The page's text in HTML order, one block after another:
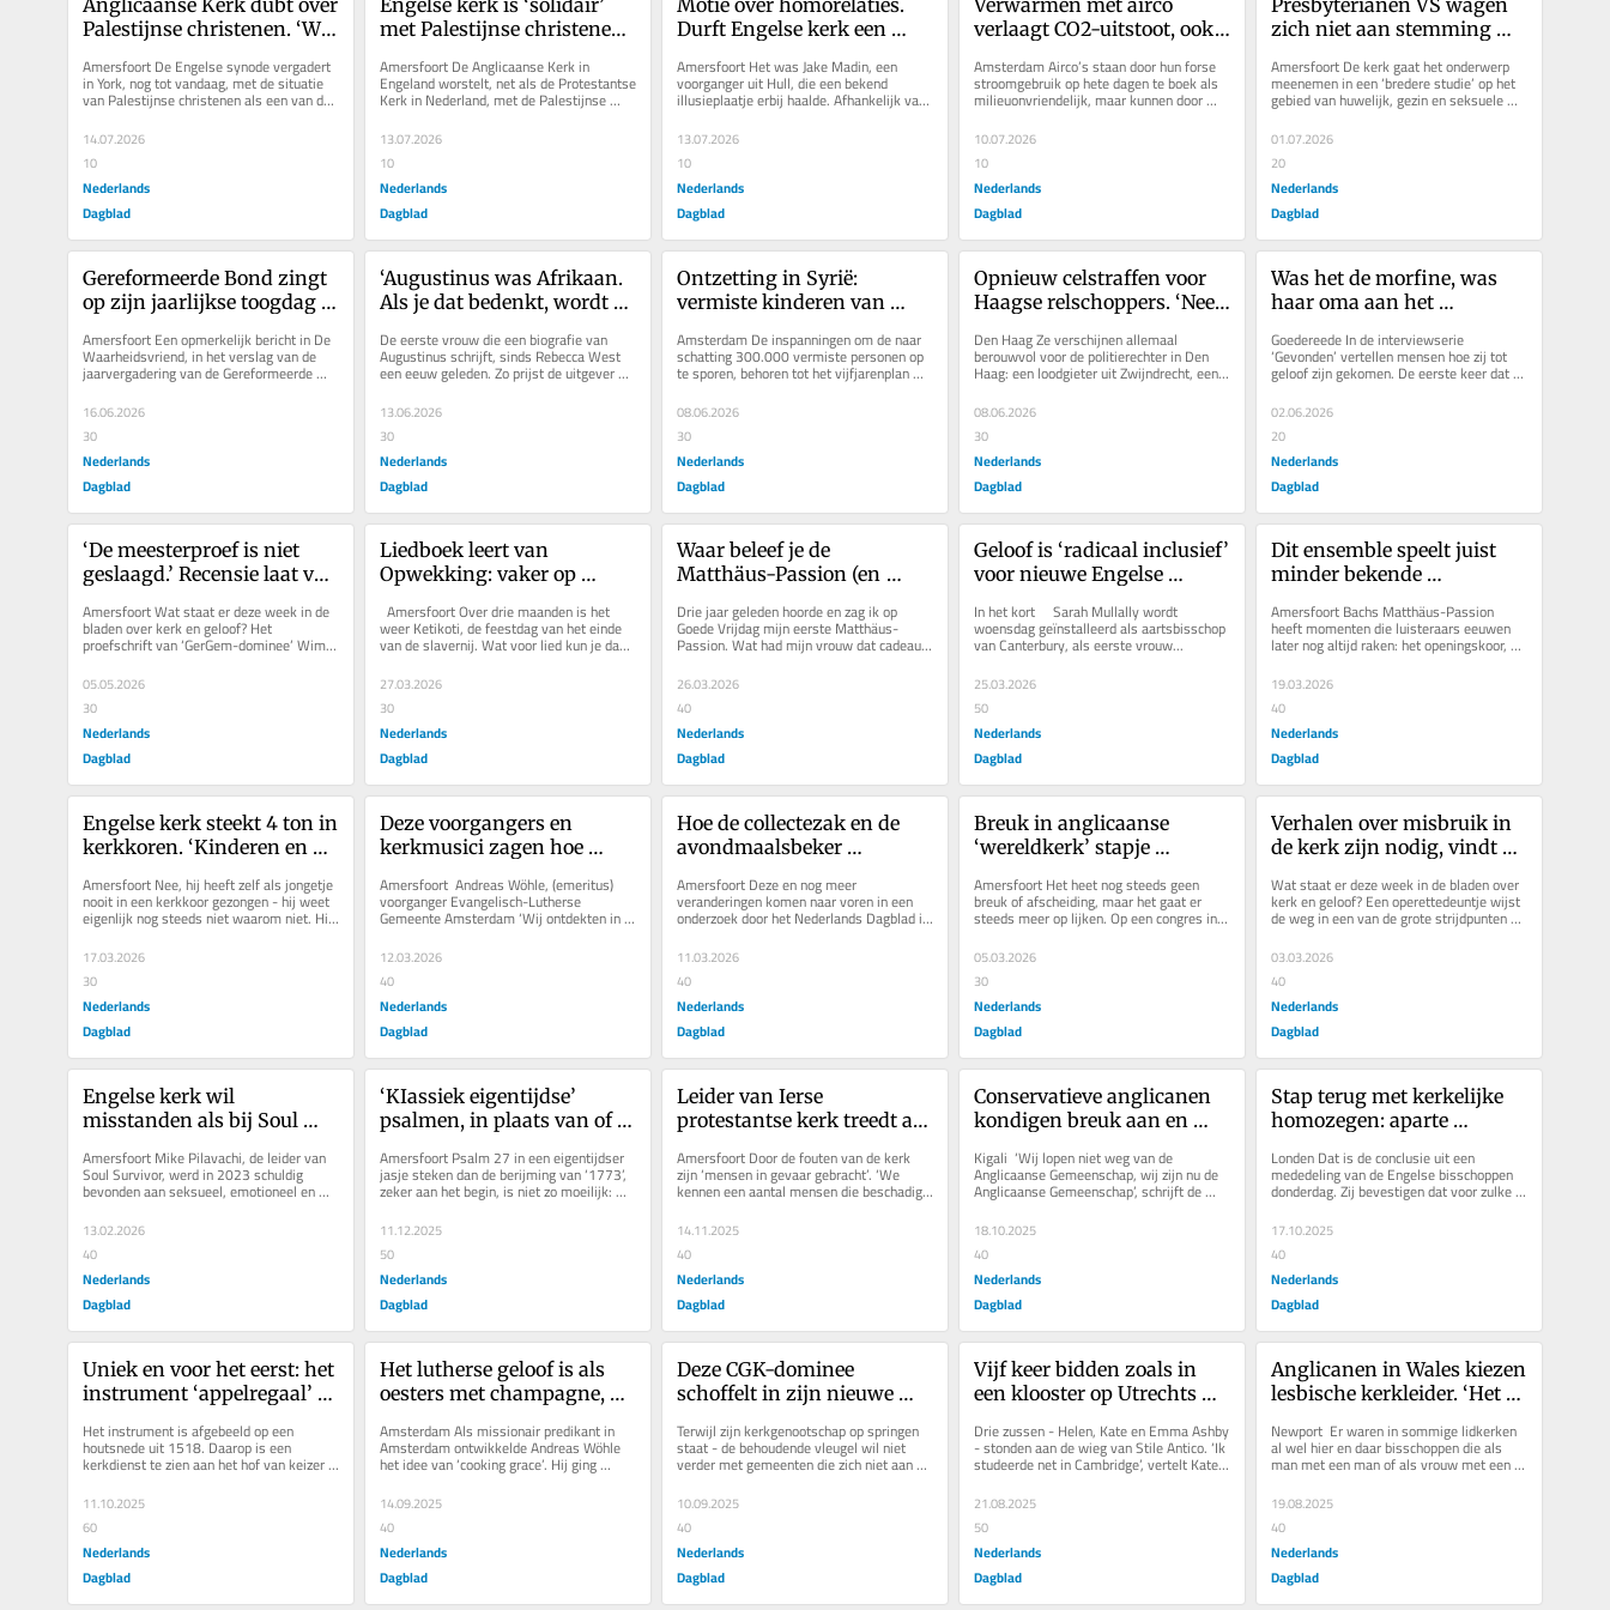
Palestijnse christenen. ‘We
geven ze hoop’
Amersfoort De Engelse synode vergadert
in York, nog tot vandaag, met de situatie
van Palestijnse christenen als een van de
thema’s. Dat was niet...
14.07.2026
10
Nederlands
Dagblad
met Palestijnse christenen.
horen, wie wel?’
Amersfoort De Anglicaanse Kerk in
Engeland worstelt, net als de Protestantse
Kerk in Nederland, met de Palestijnse
kwestie. Moet de kerk vooral...
13.07.2026
10
Nederlands
Dagblad
Durft Engelse kerk een
verstoren?
Amersfoort Het was Jake Madin, een
voorganger uit Hull, die een bekend
illusieplaatje erbij haalde. Afhankelijk van
hoe je kijkt, zie je een konijntje...
13.07.2026
10
Nederlands
Dagblad
verlaagt CO2-uitstoot, ook
Amsterdam Airco’s staan door hun forse
stroomgebruik op hete dagen te boek als
milieuonvriendelijk, maar kunnen door
gebruik in de winter toch CO2...
10.07.2026
10
Nederlands
Dagblad
zich niet aan stemming
gepland voor ‘brede studie’
Amersfoort De kerk gaat het onderwerp
meenemen in een ‘bredere studie’ op het
gebied van huwelijk, gezin en seksuele
ethiek. Er is dan meer tijd...
01.07.2026
20
Nederlands
Dagblad
Gereformeerde Bond zingt
op zijn jaarlijkse toogdag
Amersfoort Een opmerkelijk bericht in De
Waarheidsvriend, in het verslag van de
jaarvergadering van de Gereformeerde
Bond twee weken geleden: ‘Met...
16.06.2026
30
Nederlands
Dagblad
‘Augustinus was Afrikaan.
Als je dat bedenkt, wordt
De eerste vrouw die een biografie van
Augustinus schrijft, sinds Rebecca West
een eeuw geleden. Zo prijst de uitgever
Catherine Conybeare (59) aan....
13.06.2026
30
Nederlands
Dagblad
Ontzetting in Syrië:
vermiste kinderen van
regime gedood
Amsterdam De inspanningen om de naar
schatting 300.000 vermiste personen op
te sporen, behoren tot het vijfjarenplan
van de huidige Syrische president...
08.06.2026
30
Nederlands
Dagblad
Opnieuw celstraffen voor
Haagse relschoppers. ‘Nee,
toeval’
Den Haag Ze verschijnen allemaal
berouwvol voor de politierechter in Den
Haag: een loodgieter uit Zwijndrecht, een
ex-militair uit Hardinxveld, een...
08.06.2026
30
Nederlands
Dagblad
Was het de morfine, was
haar oma aan het
’Dit is de heilige Geest’
Goedereede In de interviewserie
‘Gevonden’ vertellen mensen hoe zij tot
geloof zijn gekomen. De eerste keer dat
Gaby van Erkelens (26) bij haar...
02.06.2026
20
Nederlands
Dagblad
‘De meesterproef is niet
geslaagd.’ Recensie laat van
predikant weinig heel
Amersfoort Wat staat er deze week in de
bladen over kerk en geloof? Het
proefschrift van ‘GerGem-dominee’ Wim
Mulder lag in 2024 onder vuur, maar...
05.05.2026
30
Nederlands
Dagblad
Liedboek leert van
Opwekking: vaker op
nieuwe liederen. ‘Een
goudmijn’
Amersfoort Over drie maanden is het
weer Ketikoti, de feestdag van het einde
van de slavernij. Wat voor lied kun je dan
zingen in de kerk? ‘Ik...
27.03.2026
30
Nederlands
Dagblad
Waar beleef je de
Matthäus-Passion (en
Goede Week? Van kerk tot
concertzaal
Drie jaar geleden hoorde en zag ik op
Goede Vrijdag mijn eerste Matthäus-
Passion. Wat had mijn vrouw dat cadeau
geweldig gekozen. Het was in de...
26.03.2026
40
Nederlands
Dagblad
Geloof is ‘radicaal inclusief’
voor nieuwe Engelse
Mullally. En het draait om
Jezus
In het kort     Sarah Mullally wordt
woensdag geïnstalleerd als aartsbisschop
van Canterbury, als eerste vrouw...
25.03.2026
50
Nederlands
Dagblad
Dit ensemble speelt juist
minder bekende
dan de Matthäus-Passion’
Amersfoort Bachs Matthäus-Passion
heeft momenten die luisteraars eeuwen
later nog altijd raken: het openingskoor, of
het ‘Erbarme dich’ na het...
19.03.2026
40
Nederlands
Dagblad
Engelse kerk steekt 4 ton in
kerkkoren. ‘Kinderen en
zingen krijgen’
Amersfoort Nee, hij heeft zelf als jongetje
nooit in een kerkkoor gezongen - hij weet
eigenlijk nog steeds niet waarom niet. Hij
speelde orgel. Maar...
17.03.2026
30
Nederlands
Dagblad
Deze voorgangers en
kerkmusici zagen hoe
‘De gemeente is beter gaan
zingen’
Amersfoort  Andreas Wöhle, (emeritus)
voorganger Evangelisch-Lutherse
Gemeente Amsterdam ‘Wij ontdekten in
coronatijd een nieuw medium: de vlog....
12.03.2026
40
Nederlands
Dagblad
Hoe de collectezak en de
avondmaalsbeker
veranderde de kerkdienst
Amersfoort Deze en nog meer
veranderingen komen naar voren in een
onderzoek door het Nederlands Dagblad in
liturgiewetenschapper...
11.03.2026
40
Nederlands
Dagblad
Breuk in anglicaanse
‘wereldkerk’ stapje
vreest de reuzen van deze
tijd’
Amersfoort Het heet nog steeds geen
breuk of afscheiding, maar het gaat er
steeds meer op lijken. Op een congres in
Nigeria is deze week een bestuur...
05.03.2026
30
Nederlands
Dagblad
Verhalen over misbruik in
de kerk zijn nodig, vindt
macht van slachtoffers’
Wat staat er deze week in de bladen over
kerk en geloof? Een operettedeuntje wijst
de weg in een van de grote strijdpunten
tussen Rome en Reformatie....
03.03.2026
40
Nederlands
Dagblad
Engelse kerk wil
misstanden als bij Soul
Experimentele kerken
krijgen ‘visitator’
Amersfoort Mike Pilavachi, de leider van
Soul Survivor, werd in 2023 schuldig
bevonden aan seksueel, emotioneel en
geestelijk misbruik en...
13.02.2026
40
Nederlands
Dagblad
‘KIassiek eigentijdse’
psalmen, in plaats van of
maken de berijmers?
Amersfoort Psalm 27 in een eigentijdser
jasje steken dan de berijming van ‘1773’,
zeker aan het begin, is niet zo moeilijk:
Wanneer de macht der...
11.12.2025
50
Nederlands
Dagblad
Leider van Ierse
protestantse kerk treedt af:
misbruikslachtoffers in de
kou laten staan’
Amersfoort Door de fouten van de kerk
zijn ‘mensen in gevaar gebracht’. ‘We
kennen een aantal mensen die beschadigd
14.11.2025
40
Nederlands
Dagblad
Conservatieve anglicanen
kondigen breuk aan en
‘De toekomst is
aangebroken’
Kigali  ‘Wij lopen niet weg van de
Anglicaanse Gemeenschap, wij zijn nu de
Anglicaanse Gemeenschap’, schrijft de
Rwandese aartsbisschop Laurent...
18.10.2025
40
Nederlands
Dagblad
Stap terug met kerkelijke
homozegen: aparte
voorlopig niet in Engelse
kerk
Londen Dat is de conclusie uit een
mededeling van de Engelse bisschoppen
donderdag. Zij bevestigen dat voor zulke
speciale diensten een wijziging van...
17.10.2025
40
Nederlands
Dagblad
Uniek en voor het eerst: het
instrument ‘appelregaal’
weer. In Nederland
Het instrument is afgebeeld op een
houtsnede uit 1518. Daarop is een
kerkdienst te zien aan het hof van keizer
11.10.2025
60
Nederlands
Dagblad
Het lutherse geloof is als
oesters met champagne,
beetje hoekig, uitdagender’
Amsterdam Als missionair predikant in
Amsterdam ontwikkelde Andreas Wöhle
het idee van ‘cooking grace’. Hij ging
koken, om mensen een...
14.09.2025
40
Nederlands
Dagblad
Deze CGK-dominee
schoffelt in zijn nieuwe
onkruid of mijn
bestrijding?’
Terwijl zijn kerkgenootschap op springen
staat - de behoudende vleugel wil niet
verder met gemeenten die zich niet aan
synodebesluiten houden, vooral...
10.09.2025
40
Nederlands
Dagblad
Vijf keer bidden zoals in
een klooster op Utrechts
waren ook echte mensen’
Drie zussen - Helen, Kate en Emma Ashby
- stonden aan de wieg van Stile Antico. ‘Ik
studeerde net in Cambridge’, vertelt Kate,
21.08.2025
50
Nederlands
Dagblad
Anglicanen in Wales kiezen
lesbische kerkleider. ‘Het
behoudende vleugel
Newport  Er waren in sommige lidkerken
al wel hier en daar bisschoppen die als
man met een man of als vrouw met een
19.08.2025
40
Nederlands
Dagblad